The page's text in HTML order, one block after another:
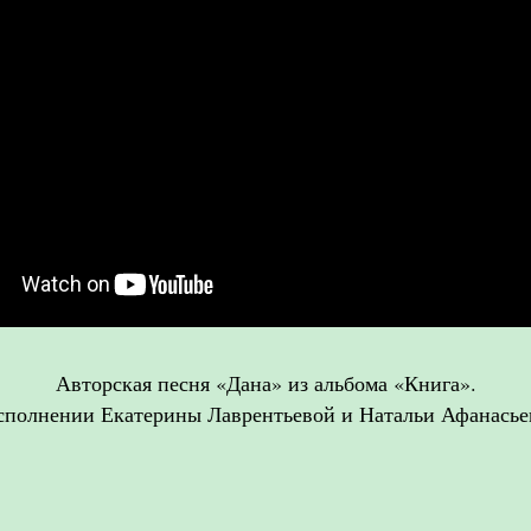
Авторская песня «Дана» из альбома «Книга».
Екатерины Лаврентьевой и Натальи